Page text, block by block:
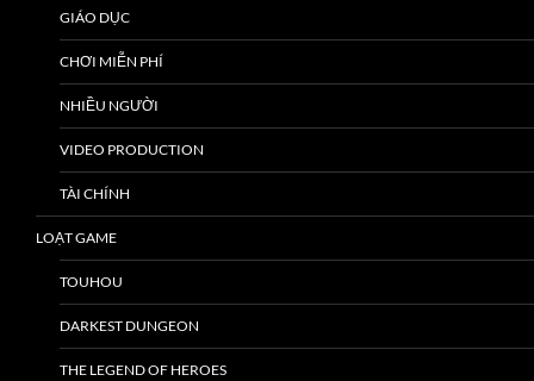
GIÁO DỤC
CHƠI MIỄN PHÍ
NHIỀU NGƯỜI
VIDEO PRODUCTION
TÀI CHÍNH
LOẠT GAME
TOUHOU
DARKEST DUNGEON
THE LEGEND OF HEROES